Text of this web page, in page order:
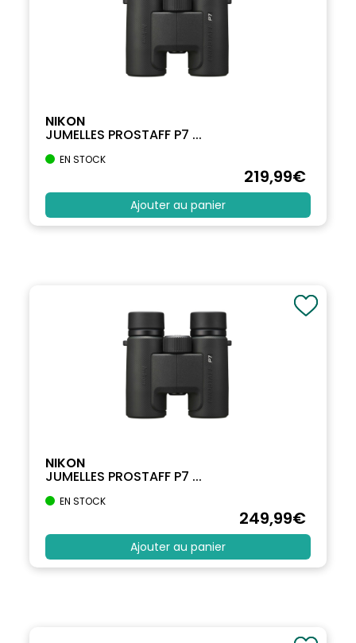
NIKON
JUMELLES PROSTAFF P7 ...
EN STOCK
219,99€
Ajouter au panier
NIKON
JUMELLES PROSTAFF P7 ...
EN STOCK
249,99€
Ajouter au panier